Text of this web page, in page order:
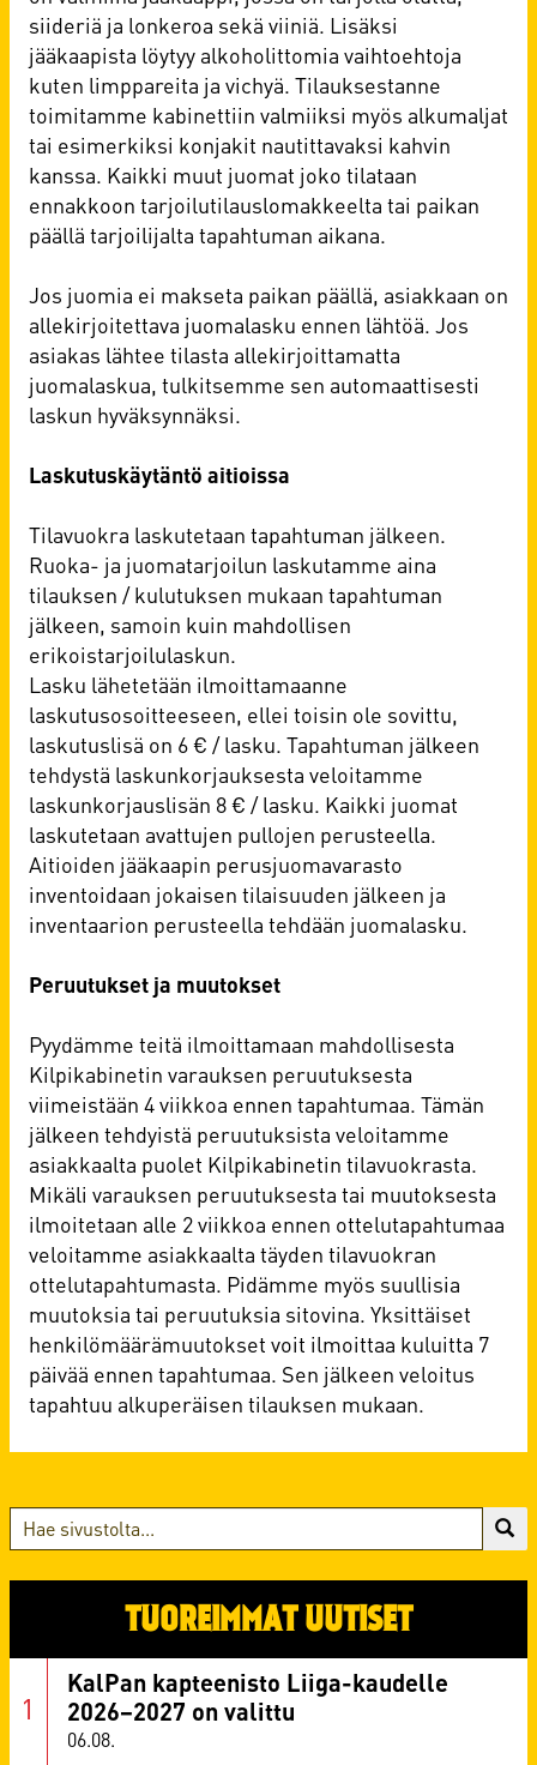
siideriä ja lonkeroa sekä viiniä. Lisäksi
jääkaapista löytyy alkoholittomia vaihtoehtoja
kuten limppareita ja vichyä. Tilauksestanne
toimitamme kabinettiin valmiiksi myös alkumaljat
tai esimerkiksi konjakit nautittavaksi kahvin
kanssa. Kaikki muut juomat joko tilataan
ennakkoon tarjoilutilauslomakkeelta tai paikan
päällä tarjoilijalta tapahtuman aikana.
Jos juomia ei makseta paikan päällä, asiakkaan on
allekirjoitettava juomalasku ennen lähtöä. Jos
asiakas lähtee tilasta allekirjoittamatta
juomalaskua, tulkitsemme sen automaattisesti
laskun hyväksynnäksi.
Laskutuskäytäntö aitioissa
Tilavuokra laskutetaan tapahtuman jälkeen.
Ruoka- ja juomatarjoilun laskutamme aina
tilauksen / kulutuksen mukaan tapahtuman
jälkeen, samoin kuin mahdollisen
erikoistarjoilulaskun.
Lasku lähetetään ilmoittamaanne
laskutusosoitteeseen, ellei toisin ole sovittu,
laskutuslisä on 6 € / lasku. Tapahtuman jälkeen
tehdystä laskunkorjauksesta veloitamme
laskunkorjauslisän 8 € / lasku. Kaikki juomat
laskutetaan avattujen pullojen perusteella.
Aitioiden jääkaapin perusjuomavarasto
inventoidaan jokaisen tilaisuuden jälkeen ja
inventaarion perusteella tehdään juomalasku.
Peruutukset ja muutokset
Pyydämme teitä ilmoittamaan mahdollisesta
Kilpikabinetin varauksen peruutuksesta
viimeistään 4 viikkoa ennen tapahtumaa. Tämän
jälkeen tehdyistä peruutuksista veloitamme
asiakkaalta puolet Kilpikabinetin tilavuokrasta.
Mikäli varauksen peruutuksesta tai muutoksesta
ilmoitetaan alle 2 viikkoa ennen ottelutapahtumaa
veloitamme asiakkaalta täyden tilavuokran
ottelutapahtumasta. Pidämme myös suullisia
muutoksia tai peruutuksia sitovina. Yksittäiset
henkilömäärämuutokset voit ilmoittaa kuluitta 7
päivää ennen tapahtumaa. Sen jälkeen veloitus
tapahtuu alkuperäisen tilauksen mukaan.
TUOREIMMAT UUTISET
06.08.
KalPan kapteenisto Liiga-kaudelle
2026–2027 on valittu